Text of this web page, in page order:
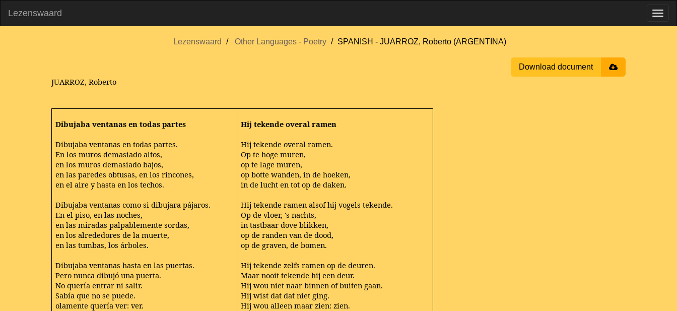
Lezenswaard
Lezenswaard Other Languages - Poetry SPANISH - JUARROZ, Roberto (ARGENTINA)
Download document
JUARROZ, Roberto
Dibujaba ventanas en todas partes
Dibujaba ventanas en todas partes.
En los muros demasiado altos,
en los muros demasiado bajos,
en las paredes obtusas, en los rincones,
en el aire y hasta en los techos.
Dibujaba ventanas como si dibujara pájaros.
En el piso, en las noches,
en las miradas palpablemente sordas,
en los alrededores de la muerte,
en las tumbas, los árboles.
Dibujaba ventanas hasta en las puertas.
Pero nunca dibujó una puerta.
No quería entrar ni salir.
Sabía que no se puede.
olamente quería ver: ver.
Hij tekende overal ramen
Hij tekende overal ramen.
Op te hoge muren,
op te lage muren,
op botte wanden, in de hoeken,
in de lucht en tot op de daken.
Hij tekende ramen alsof hij vogels tekende.
Op de vloer, 's nachts,
in tastbaar dove blikken,
op de randen van de dood,
op de graven, de bomen.
Hij tekende zelfs ramen op de deuren.
Maar nooit tekende hij een deur.
Hij wou niet naar binnen of buiten gaan.
Hij wist dat dat niet ging.
Hij wou alleen maar zien: zien.